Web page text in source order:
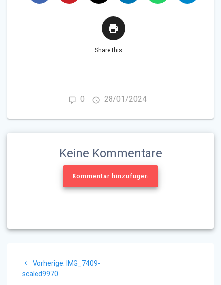
Share this...
0 28/01/2024
Keine Kommentare
Kommentar hinzufügen
Vorherige: Vorheriger
IMG_7409-
scaled9970